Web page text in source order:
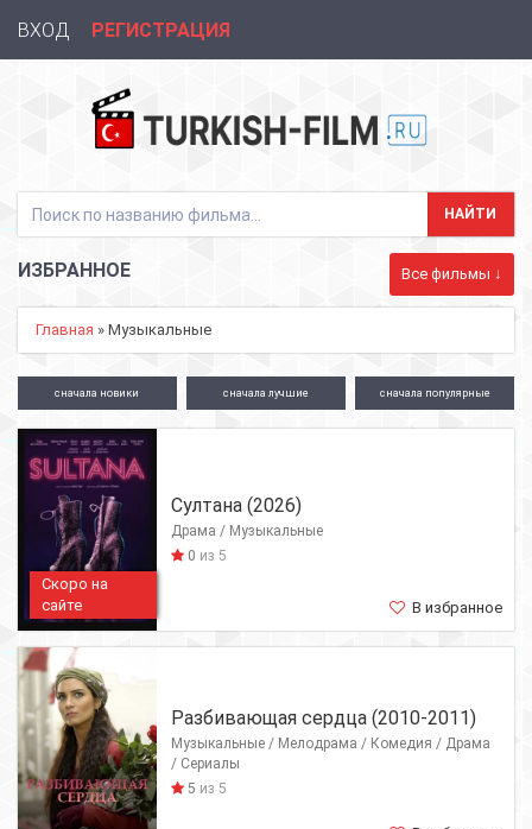
ВХОД РЕГИСТРАЦИЯ
ИЗБРАННОЕ Все фильмы ↓
Главная » Музыкальные
сначала новики сначала лучшие сначала популярные
Скоро на
сайте
Султана (2026)
Драма / Музыкальные
0 из 5
В избранное
Разбивающая сердца (2010-2011)
Музыкальные / Мелодрама / Комедия / Драма
/ Сериалы
5 из 5